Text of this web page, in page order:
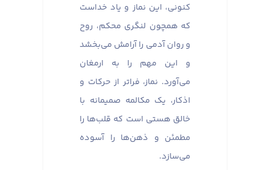
کنونی، این نماز و یاد خداست
که همچون لنگری محکم، روح
و روان آدمی را آرامش می‌بخشد
و این مهم را به ارمغان
می‌آورد. نماز، فراتر از حرکات و
اذکار، یک مکالمه صمیمانه با
خالق هستی است که قلب‌ها را
مطمئن و ذهن‌ها را آسوده
می‌سازد.